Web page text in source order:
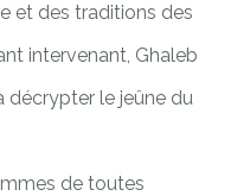
et des traditions des
intervenant, Ghaleb
décrypter le jeûne du
de toutes